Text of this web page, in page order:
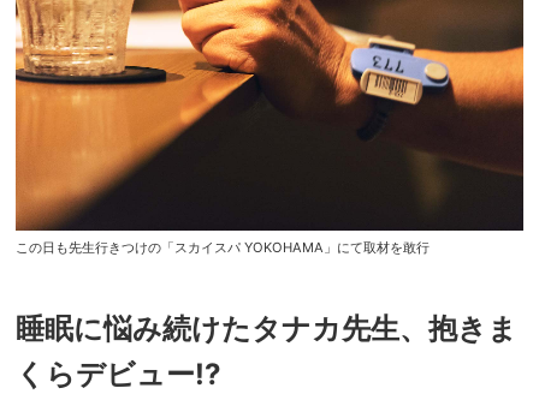
この日も先生行きつけの「スカイスパ YOKOHAMA」にて取材を敢行
睡眠に悩み続けたタナカ先生、抱きま
くらデビュー!?